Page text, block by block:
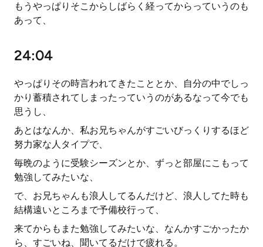
もうやっぱりそこからしばらく経ってからっていうのも
あって、
24:04
やっぱりその時言われてきたこととか、自分の中でしっ
かり蓄積されてしまったっていうのがあるなって今でも
思うし、
あとはなんか、私お兄ちゃんがすごいびっくりするほど
努力家な人タイプで、
毎晩のように受験シーズンとか、ずっと部屋にこもって
勉強してみたいな、
で、お兄ちゃんも浪人してるんだけど、浪人してた時も
結構遠いところまで予備校行って、
来てからもまた勉強してみたいな、なんかすごかったか
ら、すごいね、聞いてるだけで疲れる。